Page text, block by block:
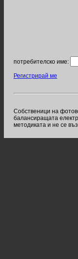
потребителско име:
Регистрирай ме
Собственици на
балансиращата
методиката и не се